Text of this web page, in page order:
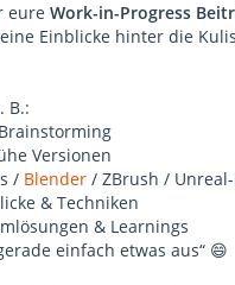
eure Work-in-Progress
Einblicke hinter die
B.:
Versionen
/ Blender / ZBrush /
& Techniken
& Learnings
einfach etwas aus“ 😄